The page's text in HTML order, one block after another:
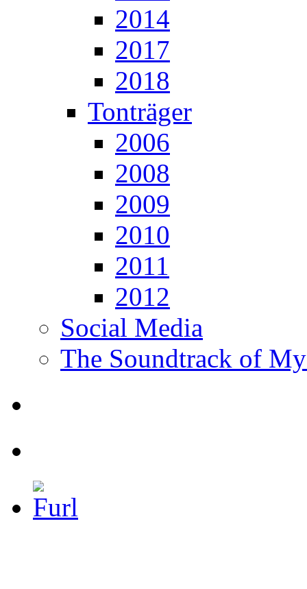
2014
2017
2018
Tonträger
2006
2008
2009
2010
2011
2012
Social Media
The Soundtrack of